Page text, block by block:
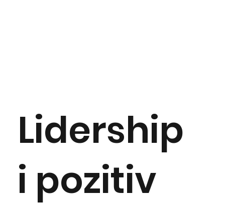
Lidership
i pozitiv